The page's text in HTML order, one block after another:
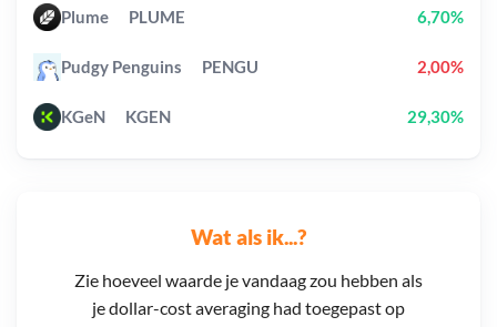
Wat als ik...?
Zie hoeveel waarde je vandaag zou hebben als
je dollar-cost averaging had toegepast op
Plume PLUME 6,70%
Pudgy Penguins PENGU 2,00%
KGeN KGEN 29,30%